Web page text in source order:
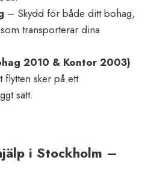
– Skydd för både ditt bohag,
transporterar dina
2010 & Kontor 2003)
flytten sker på ett
sätt.
i Stockholm –